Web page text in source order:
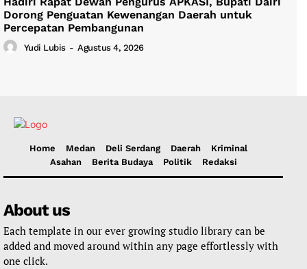
Dorong Penguatan Kewenangan Daerah untuk
Percepatan Pembangunan
Yudi Lubis - Agustus 4, 2026
Home Medan Deli Serdang Daerah
Kriminal
Asahan
Berita Budaya Politik Redaksi
About us
Each template in our ever growing studio library can be
added and moved around within any page effortlessly with
one click.